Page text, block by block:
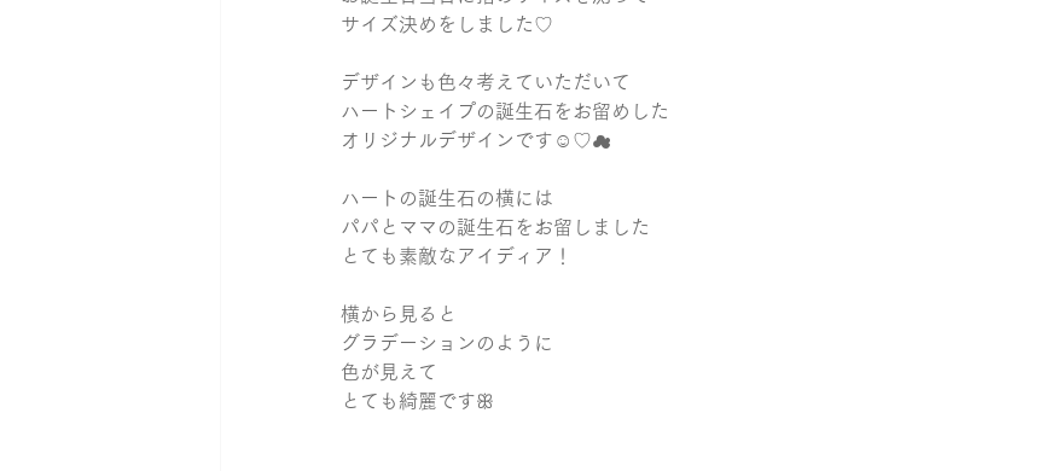
サイズ決めをしました♡
デザインも色々考えていただいて
ハートシェイプの誕生石をお留めした
オリジナルデザインです☺︎︎♡︎☁︎
ハートの誕生石の横には
パパとママの誕生石をお留しました
とても素敵なアイディア！
横から見ると
グラデーションのように
色が見えて
とても綺麗ですꕥ